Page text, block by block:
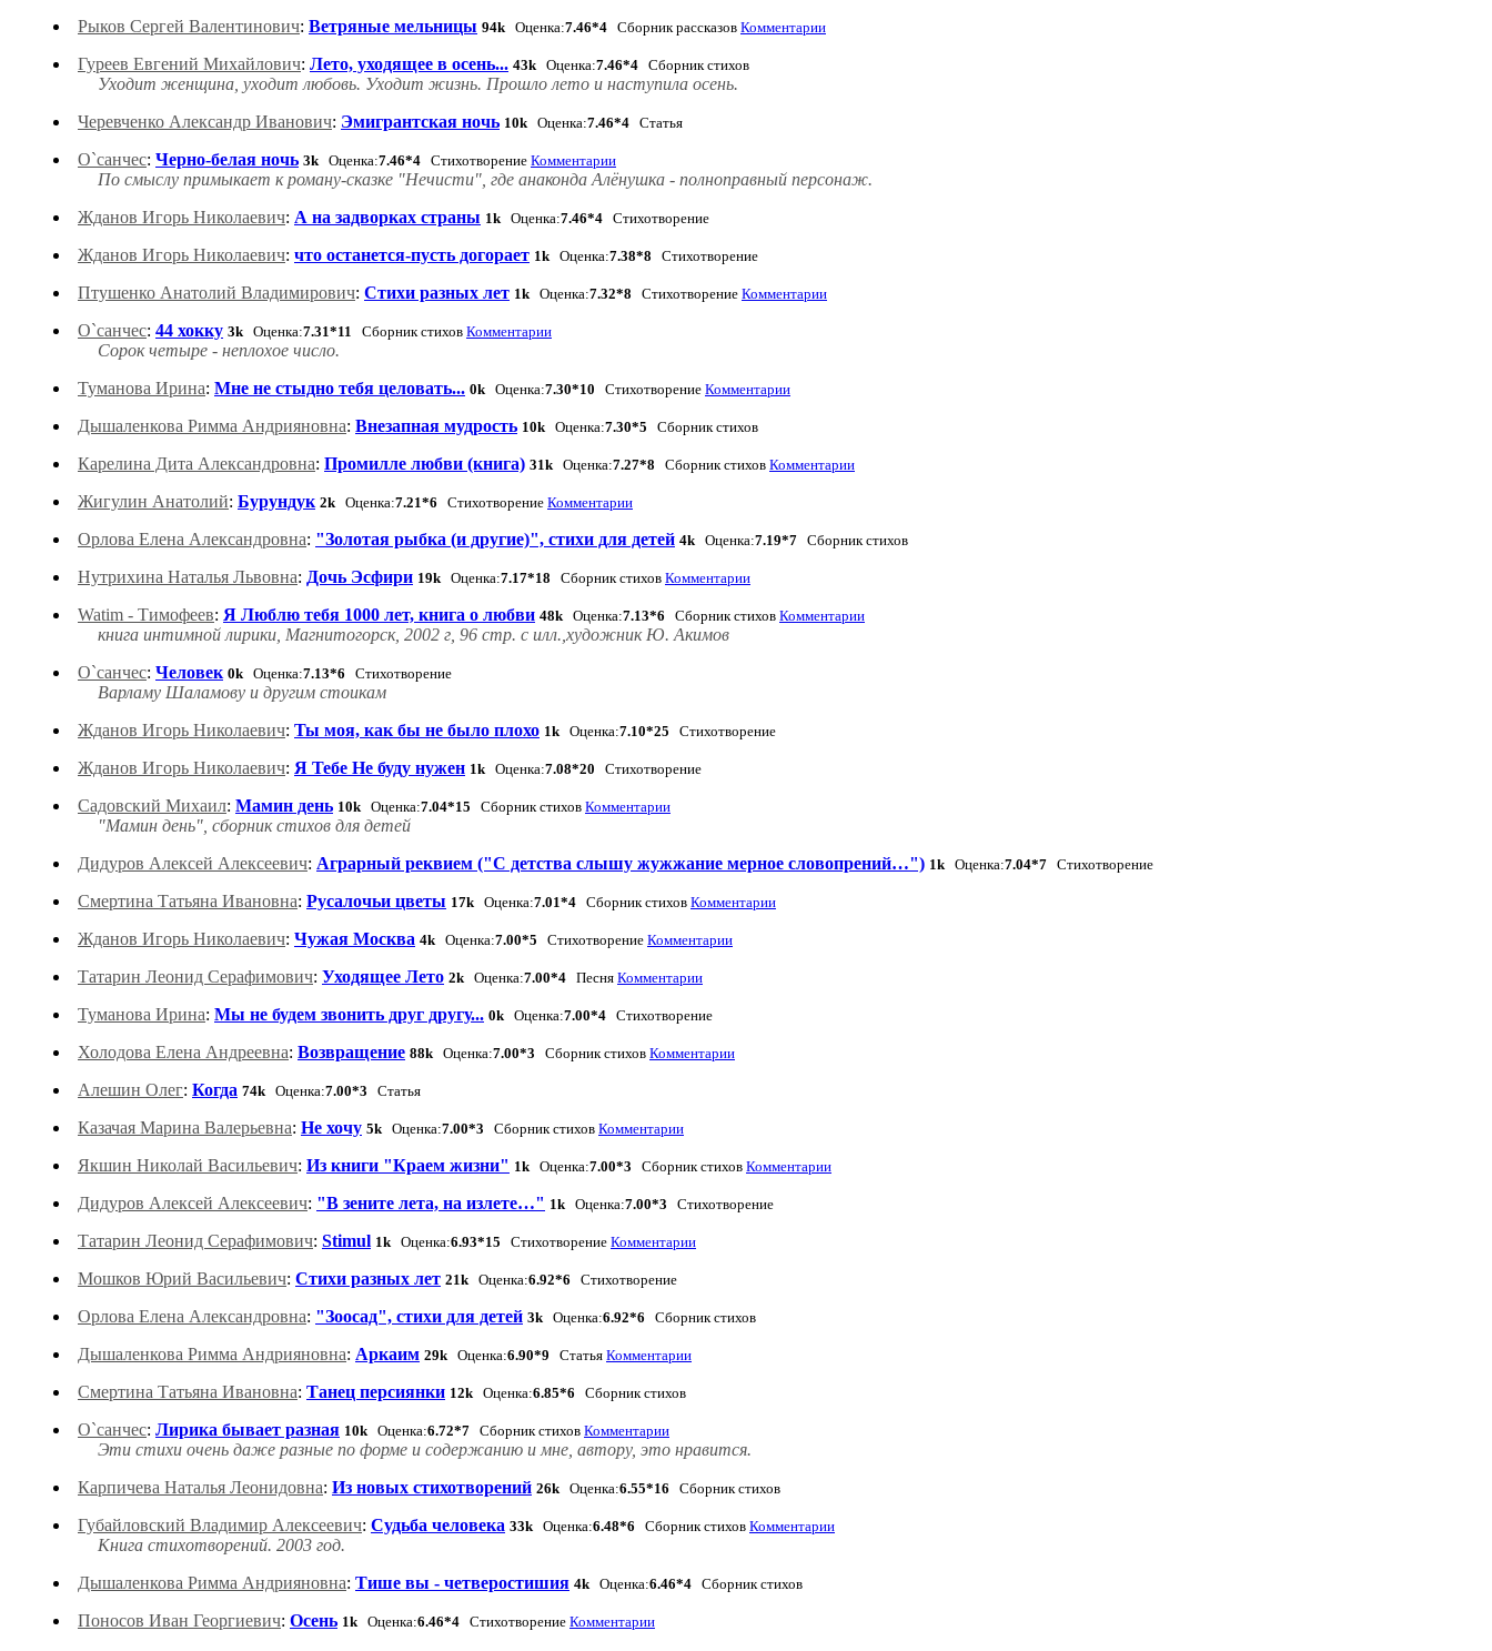
Рыков Сергей Валентинович: Ветряные мельницы 94k Оценка:7.46*4 Сборник рассказов Комментарии
Гуреев Евгений Михайлович: Лето, уходящее в осень... 43k Оценка:7.46*4 Сборник стихов
Уходит женщина, уходит любовь. Уходит жизнь. Прошло лето и наступила осень.
Черевченко Александр Иванович: Эмигрантская ночь 10k Оценка:7.46*4 Статья
О`санчес: Черно-белая ночь 3k Оценка:7.46*4 Стихотворение Комментарии
По смыслу примыкает к роману-сказке "Нечисти", где анаконда Алёнушка - полноправный персонаж.
Жданов Игорь Николаевич: А на задворках страны 1k Оценка:7.46*4 Стихотворение
Жданов Игорь Николаевич: что останется-пусть догорает 1k Оценка:7.38*8 Стихотворение
Птушенко Анатолий Владимирович: Стихи разных лет 1k Оценка:7.32*8 Стихотворение Комментарии
О`санчес: 44 хокку 3k Оценка:7.31*11 Сборник стихов Комментарии
Сорок четыре - неплохое число.
Туманова Ирина: Мне не стыдно тебя целовать... 0k Оценка:7.30*10 Стихотворение Комментарии
Дышаленкова Римма Андрияновна: Внезапная мудрость 10k Оценка:7.30*5 Сборник стихов
Карелина Дита Александровна: Промилле любви (книга) 31k Оценка:7.27*8 Сборник стихов Комментарии
Жигулин Анатолий: Бурундук 2k Оценка:7.21*6 Стихотворение Комментарии
Орлова Елена Александровна: "Золотая рыбка (и другие)", стихи для детей 4k Оценка:7.19*7 Сборник стихов
Нутрихина Наталья Львовна: Дочь Эсфири 19k Оценка:7.17*18 Сборник стихов Комментарии
Watim - Тимофеев: Я Люблю тебя 1000 лет, книга о любви 48k Оценка:7.13*6 Сборник стихов Комментарии
книга интимной лирики, Магнитогорск, 2002 г, 96 стр. с илл.,художник Ю. Акимов
О`санчес: Человек 0k Оценка:7.13*6 Стихотворение
Варламу Шаламову и другим стоикам
Жданов Игорь Николаевич: Ты моя, как бы не было плохо 1k Оценка:7.10*25 Стихотворение
Жданов Игорь Николаевич: Я Тебе He буду нужен 1k Оценка:7.08*20 Стихотворение
Садовский Михаил: Мамин день 10k Оценка:7.04*15 Сборник стихов Комментарии
"Мамин день", сборник стихов для детей
Дидуров Алексей Алексеевич: Аграрный реквием ("С детства слышу жужжание мерное словопрений…") 1k Оценка:7.04*7 Стихотворение
Смертина Татьяна Ивановна: Русалочьи цветы 17k Оценка:7.01*4 Сборник стихов Комментарии
Жданов Игорь Николаевич: Чужая Москва 4k Оценка:7.00*5 Стихотворение Комментарии
Татарин Леонид Серафимович: Уходящее Лето 2k Оценка:7.00*4 Песня Комментарии
Туманова Ирина: Мы не будем звонить друг другу... 0k Оценка:7.00*4 Стихотворение
Холодова Елена Андреевна: Возвращение 88k Оценка:7.00*3 Сборник стихов Комментарии
Алешин Олег: Когда 74k Оценка:7.00*3 Статья
Казачая Марина Валерьевна: Не хочу 5k Оценка:7.00*3 Сборник стихов Комментарии
Якшин Николай Васильевич: Из книги "Краем жизни" 1k Оценка:7.00*3 Сборник стихов Комментарии
Дидуров Алексей Алексеевич: "В зените лета, на излете…" 1k Оценка:7.00*3 Стихотворение
Татарин Леонид Серафимович: Stimul 1k Оценка:6.93*15 Стихотворение Комментарии
Мошков Юрий Васильевич: Стихи разных лет 21k Оценка:6.92*6 Стихотворение
Орлова Елена Александровна: "Зоосад", стихи для детей 3k Оценка:6.92*6 Сборник стихов
Дышаленкова Римма Андрияновна: Аркаим 29k Оценка:6.90*9 Статья Комментарии
Смертина Татьяна Ивановна: Танец персиянки 12k Оценка:6.85*6 Сборник стихов
О`санчес: Лирика бывает разная 10k Оценка:6.72*7 Сборник стихов Комментарии
Эти стихи очень даже разные по форме и содержанию и мне, автору, это нравится.
Карпичева Наталья Леонидовна: Из новых стихотворений 26k Оценка:6.55*16 Сборник стихов
Губайловский Владимир Алексеевич: Судьба человека 33k Оценка:6.48*6 Сборник стихов Комментарии
Книга стихотворений. 2003 год.
Дышаленкова Римма Андрияновна: Тише вы - четверостишия 4k Оценка:6.46*4 Сборник стихов
Поносов Иван Георгиевич: Осень 1k Оценка:6.46*4 Стихотворение Комментарии